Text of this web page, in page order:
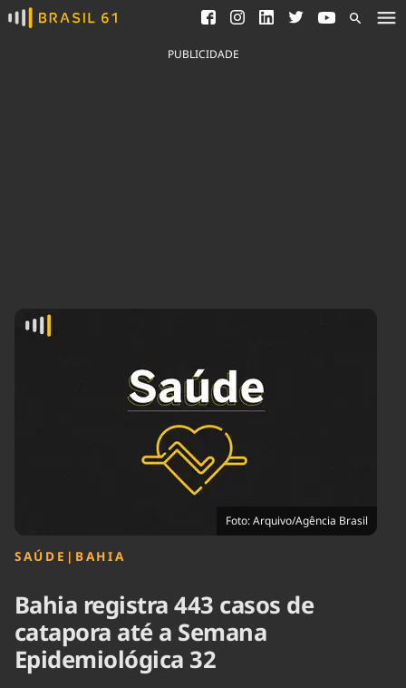
Ver todas as notícias
Saneamento
Indicadores
Agronegócios
Economia
Educação
Infraestrutura
Internacional
Política
Saúde
Tempo
PUBLICIDADE
Foto: Arquivo/Agência Brasil
SAÚDE | BAHIA
Bahia registra 443 casos de
catapora até a Semana
Epidemiológica 32